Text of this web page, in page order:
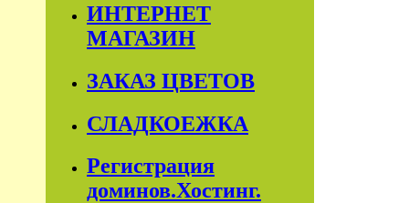
ИНТЕРНЕТ
МАГАЗИН
ЗАКАЗ ЦВЕТОВ
СЛАДКОЕЖКА
Регистрация
доминов.Хостинг.